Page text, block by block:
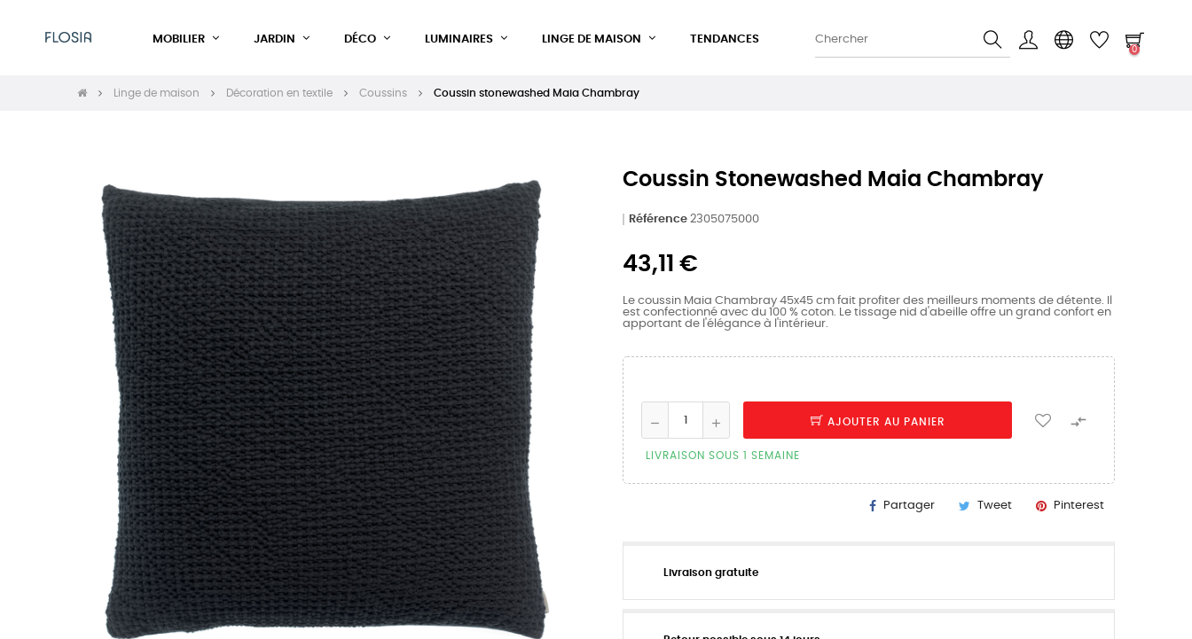
MOBILIER JARDIN DÉCO LUMINAIRES LINGE DE MAISON TENDANCES
0
Linge de maison Décoration en textile Coussins Coussin stonewashed Maia Chambray
Coussin Stonewashed Maia Chambray
Référence 2305075000
43,11 €
Le coussin Maia Chambray 45x45 cm fait profiter des meilleurs moments de détente. Il
est confectionné avec du 100 % coton. Le tissage nid d'abeille offre un grand confort en
apportant de l'élégance à l'intérieur.
AJOUTER AU PANIER 
LIVRAISON SOUS 1 SEMAINE
Partager Tweet Pinterest
Livraison gratuite